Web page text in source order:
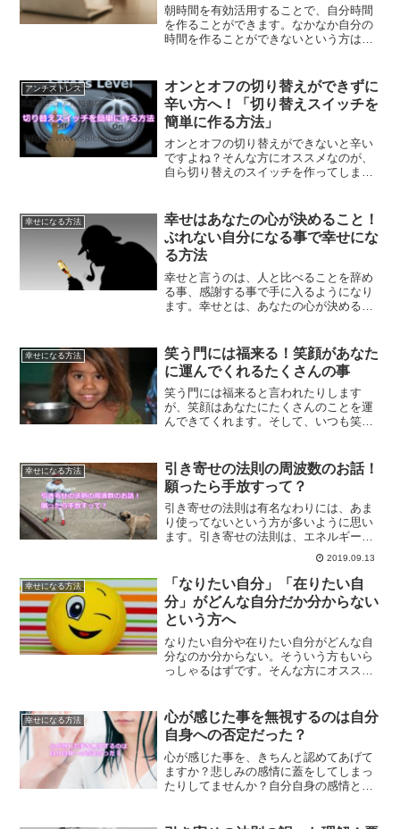
朝時間を有効活用することで、自分時間
を作ることができます。なかなか自分の
時間を作ることができないという方は、
ていくことができます。
アンチストレス
オンとオフの切り替えができずに
辛い方へ！「切り替えスイッチを
簡単に作る方法」
オンとオフの切り替えができないと辛い
ですよね？そんな方にオススメなのが、
自ら切り替えのスイッチを作ってしまう
す。その結果、いろいろなことがうまく
まわるようになっていく方法です。
幸せになる方法
幸せはあなたの心が決めること！
ぶれない自分になる事で幸せにな
る方法
幸せと言うのは、人と比べることを辞め
る事、感謝する事で手に入るようになり
ます。幸せとは、あなたの心が決める事
出来ます。
幸せになる方法
笑う門には福来る！笑顔があなた
に運んでくれるたくさんの事
笑う門には福来ると言われたりします
が、笑顔はあなたにたくさんのことを運
んできてくれます。そして、いつも笑っ
こそ笑ってみてください。少しずつ笑え
るようになる事であなたの未来は変わり
ます。
幸せになる方法
引き寄せの法則の周波数のお話！
願ったら手放すって？
引き寄せの法則は有名なわりには、あま
り使ってないという方が多いように思い
ます。引き寄せの法則は、エネルギーの
周波数と関係があります。また、同時に
量子力学でも解説することができるのが
引き寄せの法則です。願ったら手放すと
願いが叶う理由とは？
2019.09.13
幸せになる方法
「なりたい自分」「在りたい自
分」がどんな自分だか分からない
という方へ
なりたい自分や在りたい自分がどんな自
分なのか分からない。そういう方もいら
っしゃるはずです。そんな方にオススメ
え、おのずとなりたい自分も見えてくる
はずです。
幸せになる方法
心が感じた事を無視するのは自分
自身への否定だった？
心が感じた事を、きちんと認めてあげて
ますか？悲しみの感情に蓋をしてしまっ
たりしてませんか？自分自身の感情と向